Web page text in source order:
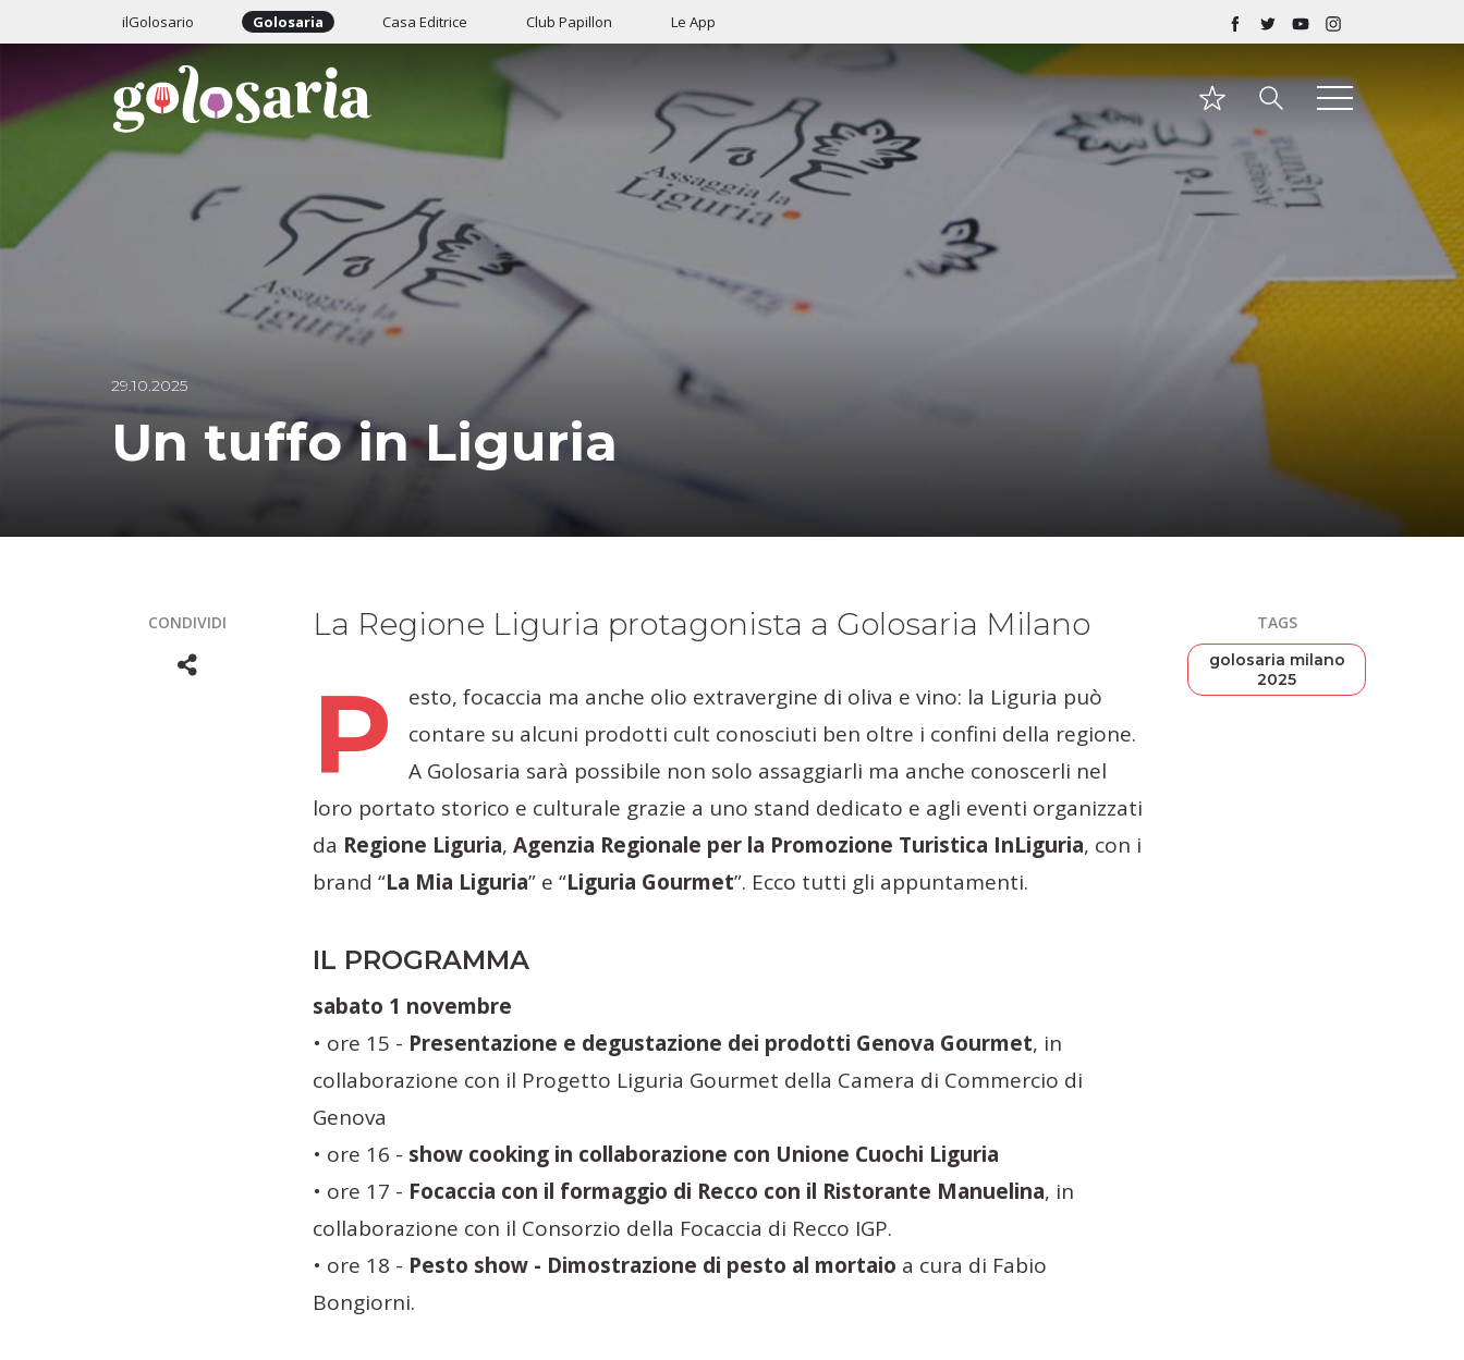
ilGolosario Golosaria Casa Editrice Club Papillon Le App
29.10.2025
Un tuffo in Liguria
CONDIVIDI TAGS
golosaria milano
2025
La Regione Liguria protagonista a Golosaria Milano
P
esto, focaccia ma anche olio extravergine di oliva e vino: la Liguria può
contare su alcuni prodotti cult conosciuti ben oltre i confini della regione.
A Golosaria sarà possibile non solo assaggiarli ma anche conoscerli nel
loro portato storico e culturale grazie a uno stand dedicato e agli eventi organizzati
da Regione Liguria, Agenzia Regionale per la Promozione Turistica InLiguria, con i
brand “La Mia Liguria” e “Liguria Gourmet”. Ecco tutti gli appuntamenti.
IL PROGRAMMA
sabato 1 novembre
• ore 15 - Presentazione e degustazione dei prodotti Genova Gourmet, in
collaborazione con il Progetto Liguria Gourmet della Camera di Commercio di
Genova
• ore 16 - show cooking in collaborazione con Unione Cuochi Liguria
• ore 17 - Focaccia con il formaggio di Recco con il Ristorante Manuelina, in
collaborazione con il Consorzio della Focaccia di Recco IGP.
• ore 18 - Pesto show - Dimostrazione di pesto al mortaio a cura di Fabio
Bongiorni.